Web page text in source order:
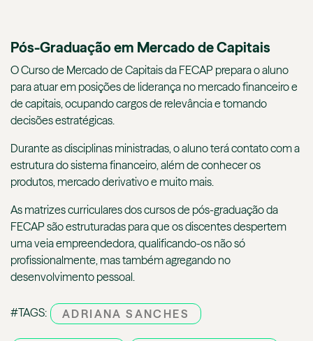
Pós-Graduação em Mercado de Capitais
O Curso de Mercado de Capitais da FECAP prepara o aluno
para atuar em posições de liderança no mercado financeiro e
de capitais, ocupando cargos de relevância e tomando
decisões estratégicas.
Durante as disciplinas ministradas, o aluno terá contato com a
estrutura do sistema financeiro, além de conhecer os
produtos, mercado derivativo e muito mais.
As matrizes curriculares dos cursos de pós-graduação da
FECAP são estruturadas para que os discentes despertem
uma veia empreendedora, qualificando-os não só
profissionalmente, mas também agregando no
desenvolvimento pessoal.
#TAGS: ADRIANA SANCHES